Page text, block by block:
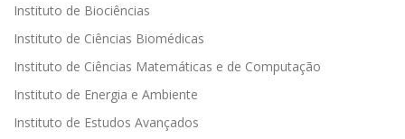
Instituto de Biociências
Instituto de Ciências Biomédicas
Instituto de Ciências Matemáticas e de Computação
Instituto de Energia e Ambiente
Instituto de Estudos Avançados